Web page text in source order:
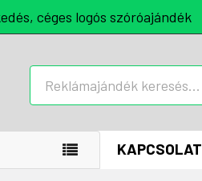
céges logós szóróajándék
KAPCSOLAT